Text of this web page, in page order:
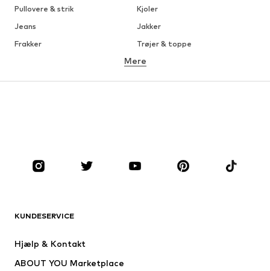
Pullovere & strik
Kjoler
Jeans
Jakker
Frakker
Trøjer & toppe
Undertøj
Tilbehør
Premium
Nyheder
Trøjer & toppe
Jakker
Mere
KUNDESERVICE
Hjælp & Kontakt
ABOUT YOU Marketplace